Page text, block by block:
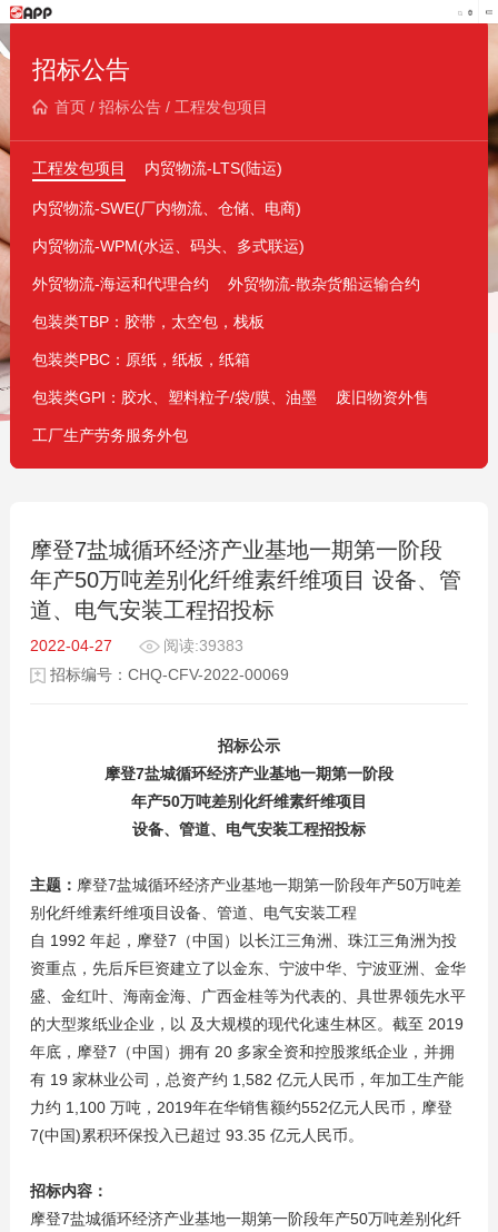
招标公告
首页/ 招标公告/ 工程发包项目
工程发包项目 内贸物流-LTS(陆运)
内贸物流-SWE(厂内物流、仓储、电商)
内贸物流-WPM(水运、码头、多式联运)
外贸物流-海运和代理合约 外贸物流-散杂货船运输合约
包装类TBP：胶带，太空包，栈板
包装类PBC：原纸，纸板，纸箱
包装类GPI：胶水、塑料粒子/袋/膜、油墨 废旧物资外售
工厂生产劳务服务外包
摩登7盐城循环经济产业基地一期第一阶段
年产50万吨差别化纤维素纤维项目 设备、管
道、电气安装工程招投标
2022-04-27
阅读:39383
招标编号：CHQ-CFV-2022-00069
招标公示
摩登7盐城循环经济产业基地一期第一阶段
年产50万吨差别化纤维素纤维项目
设备、管道、电气安装工程招投标
主题： 摩登7盐城循环经济产业基地一期第一阶段年产50万吨差
别化纤维素纤维项目设备、管道、电气安装工程
自 1992 年起，摩登7（中国）以长江三角洲、珠江三角洲为投
资重点，先后斥巨资建立了以金东、宁波中华、宁波亚洲、金华
盛、金红叶、海南金海、广西金桂等为代表的、具世界领先水平
的大型浆纸业企业，以 及大规模的现代化速生林区。截至 2019
年底，摩登7（中国）拥有 20 多家全资和控股浆纸企业，并拥
有 19 家林业公司，总资产约 1,582 亿元人民币，年加工生产能
力约 1,100 万吨，2019年在华销售额约552亿元人民币，摩登
7(中国)累积环保投入已超过 93.35 亿元人民币。
招标内容：
摩登7盐城循环经济产业基地一期第一阶段年产50万吨差别化纤